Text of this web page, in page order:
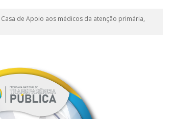
Casa de Apoio aos médicos da atenção primária,